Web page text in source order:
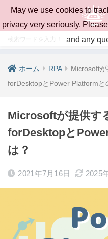
ホーム RPA
Microsoft
forDesktopとPower Platformと
Microsoftが提供す
forDesktopと
は？
2021年7月16日 2025
May we use cookies to
privacy very seriously.
and any